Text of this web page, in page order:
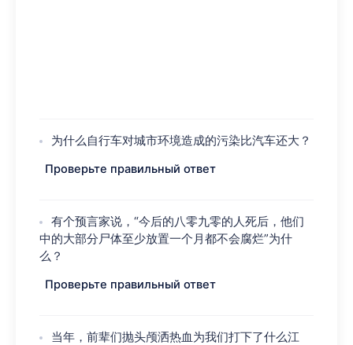
为什么自行车对城市环境造成的污染比汽车还大？
Проверьте правильный ответ
有个预言家说，“今后的八零九零的人死后，他们
中的大部分尸体至少放置一个月都不会腐烂”为什
么？
Проверьте правильный ответ
当年，前辈们抛头颅洒热血为我们打下了什么江